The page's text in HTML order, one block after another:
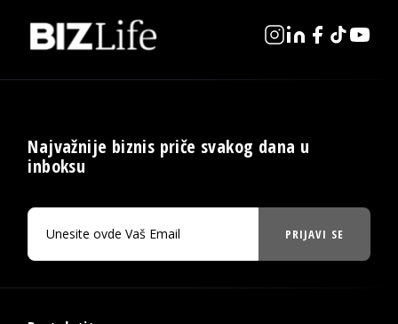
Najvažnije biznis priče svakog dana u
inboksu
PRIJAVI SE